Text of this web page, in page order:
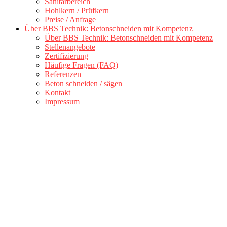
Hohlkern / Prüfkern
Preise / Anfrage
Über BBS Technik: Betonschneiden mit Kompetenz
Über BBS Technik: Betonschneiden mit Kompetenz
Stellenangebote
Zertifizierung
Häufige Fragen (FAQ)
Referenzen
Beton schneiden / sägen
Kontakt
Impressum